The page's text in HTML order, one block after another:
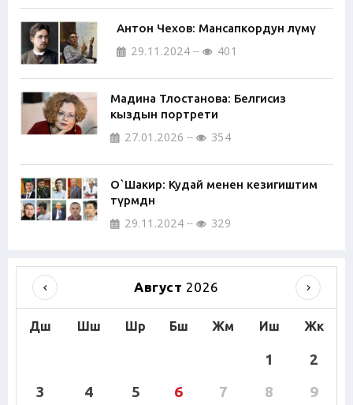
Антон Чехов: Мансапкордун өлүмү
29.11.2024 401
Мадина Тлостанова: Белгисиз
кыздын портрети
27.01.2026 354
О`Шакир: Кудай менен кезигиштим
түрмөдөн
29.11.2024 329
Август 2026
Дш Шш Шр Бш Жм Иш Жк
1
2
3
4 5 6 7 8
9